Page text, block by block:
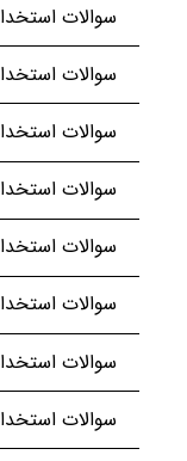
سوالات
سوالات
سوالات
سوالات
سوالات
سوالات
سوالات
سوالات